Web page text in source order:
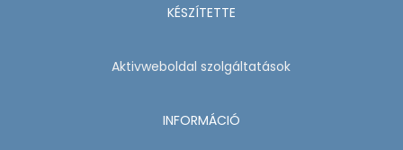
KÉSZÍTETTE
Aktivweboldal szolgáltatások
INFORMÁCIÓ